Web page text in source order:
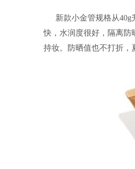
新款小金管规格从
快，水润度很好，隔离防
持妆。防晒值也不打折，